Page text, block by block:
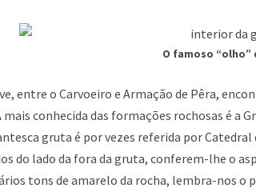
O famoso “olho”
entre o Carvoeiro e Armação de Pêra,
mais conhecida das formações rochosas é a
gruta é por vezes referida por
do lado da fora da gruta, conferem-lhe o
tons de amarelo da rocha, lembra-nos o